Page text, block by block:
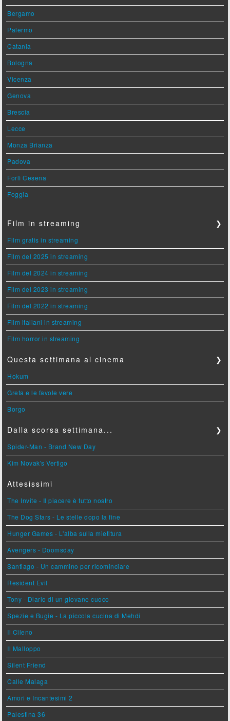
Bergamo
Palermo
Catania
Bologna
Vicenza
Genova
Brescia
Lecce
Monza Brianza
Padova
Forlì Cesena
Foggia
Film in streaming ❯
Film gratis in streaming
Film del 2025 in streaming
Film del 2024 in streaming
Film del 2023 in streaming
Film del 2022 in streaming
Film italiani in streaming
Film horror in streaming
Questa settimana al cinema ❯
Hokum
Greta e le favole vere
Borgo
Dalla scorsa settimana... ❯
Spider-Man - Brand New Day
Kim Novak's Vertigo
Attesissimi
The Invite - Il piacere è tutto nostro
The Dog Stars - Le stelle dopo la fine
Hunger Games - L'alba sulla mietitura
Avengers - Doomsday
Santiago - Un cammino per ricominciare
Resident Evil
Tony - Diario di un giovane cuoco
Spezie e Bugie - La piccola cucina di Mehdi
Il Cileno
Il Malloppo
Silent Friend
Calle Malaga
Amori e Incantesimi 2
Palestina 36